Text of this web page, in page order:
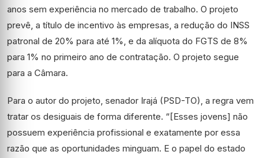
anos sem experiência no mercado de trabalho. O projeto
prevê, a título de incentivo às empresas, a redução do INSS
patronal de 20% para até 1%, e da alíquota do FGTS de 8%
para 1% no primeiro ano de contratação. O projeto segue
para a Câmara.
Para o autor do projeto, senador Irajá (PSD-TO), a regra vem
tratar os desiguais de forma diferente. “[Esses jovens] não
possuem experiência profissional e exatamente por essa
razão que as oportunidades minguam. E o papel do estado